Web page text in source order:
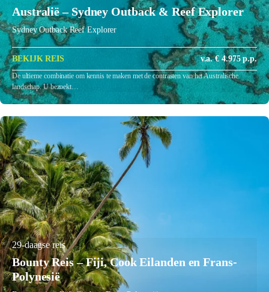
Australië – Sydney Outback & Reef Explorer
Sydney Outback Reef Explorer
BEKIJK REIS v.a. € 4.975 p.p.
De ultieme combinatie om kennis te maken met de contrasten van het Australische
landschap. U bezoekt…
29-daagse reis
Bounty Reis – Fiji, Cook Eilanden en Frans-
Polynesië